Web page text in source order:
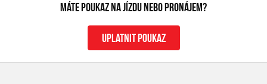
Máte poukaz na jízdu nebo pronájem?
uplatnit poukaz